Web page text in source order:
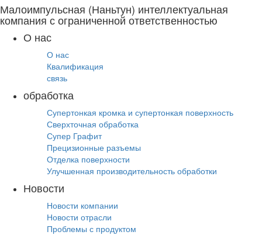
Малоимпульсная (Наньтун) интеллектуальная
компания с ограниченной ответственностью
О нас
О нас
Квалификация
связь
обработка
Супертонкая кромка и супертонкая поверхность
Сверхточная обработка
Супер Графит
Прецизионные разъемы
Отделка поверхности
Улучшенная производительность обработки
Новости
Новости компании
Новости отрасли
Проблемы с продуктом